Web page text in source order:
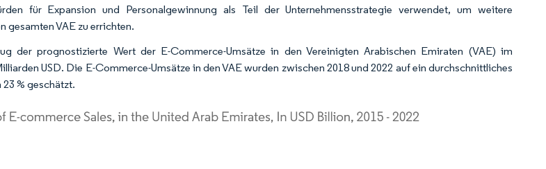
für Expansion und Personalgewinnung als Teil der Unternehmensstrategie verwendet, um weitere
gesamten VAE zu errichten.
der prognostizierte Wert der E-Commerce-Umsätze in den Vereinigten Arabischen Emiraten (VAE) im
USD. Die E-Commerce-Umsätze in den VAE wurden zwischen 2018 und 2022 auf ein durchschnittliches
% geschätzt.